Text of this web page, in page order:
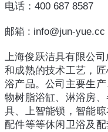
电话：400 687 8587
邮箱 : info@jun-yue.cc
上海俊跃洁具有限公
和成熟的技术工艺，
浴产品。公司主要生
物树脂浴缸、淋浴房
具、上智能锁，智能
配件等等休闲卫浴及